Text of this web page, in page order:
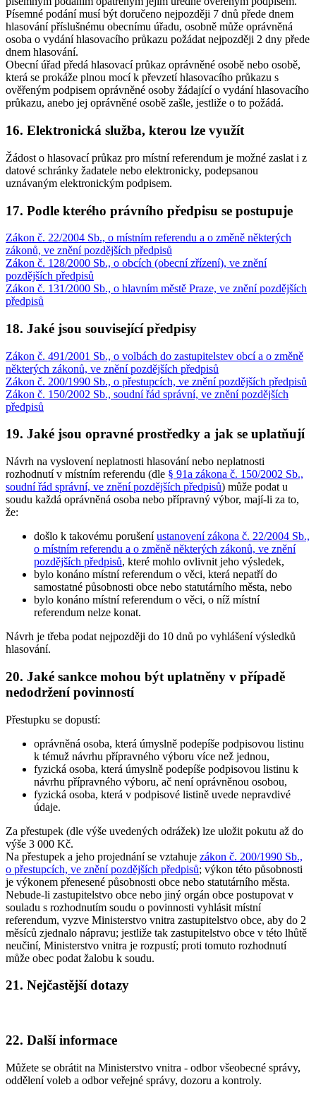
Písemné podání musí být doručeno nejpozději 7 dnů přede dnem
hlasování příslušnému obecnímu úřadu, osobně může oprávněná
osoba o vydání hlasovacího průkazu požádat nejpozději 2 dny přede
dnem hlasování.
Obecní úřad předá hlasovací průkaz oprávněné osobě nebo osobě,
která se prokáže plnou mocí k převzetí hlasovacího průkazu s
ověřeným podpisem oprávněné osoby žádající o vydání hlasovacího
průkazu, anebo jej oprávněné osobě zašle, jestliže o to požádá.
16. Elektronická služba, kterou lze využít
Žádost o hlasovací průkaz pro místní referendum je možné zaslat i z
datové schránky žadatele nebo elektronicky, podepsanou
uznávaným elektronickým podpisem.
17. Podle kterého právního předpisu se postupuje
Zákon č. 22/2004 Sb., o místním referendu a o změně některých
zákonů, ve znění pozdějších předpisů
Zákon č. 128/2000 Sb., o obcích (obecní zřízení), ve znění
pozdějších předpisů
Zákon č. 131/2000 Sb., o hlavním městě Praze, ve znění pozdějších
předpisů
18. Jaké jsou související předpisy
Zákon č. 491/2001 Sb., o volbách do zastupitelstev obcí a o změně
některých zákonů, ve znění pozdějších předpisů
Zákon č. 200/1990 Sb., o přestupcích, ve znění pozdějších předpisů
Zákon č. 150/2002 Sb., soudní řád správní, ve znění pozdějších
předpisů
19. Jaké jsou opravné prostředky a jak se uplatňují
Návrh na vyslovení neplatnosti hlasování nebo neplatnosti
rozhodnutí v místním referendu (dle § 91a zákona č. 150/2002 Sb.,
soudní řád správní, ve znění pozdějších předpisů) může podat u
soudu každá oprávněná osoba nebo přípravný výbor, mají-li za to,
že:
došlo k takovému porušeníustanovení zákona č. 22/2004 Sb.,
o místním referendu a o změně některých zákonů, ve znění
pozdějších předpisů, které mohlo ovlivnit jeho výsledek,
bylo konáno místní referendum o věci, která nepatří do
samostatné působnosti obce nebo statutárního města, nebo
bylo konáno místní referendum o věci, o níž místní
referendum nelze konat.
Návrh je třeba podat nejpozději do 10 dnů po vyhlášení výsledků
hlasování.
20. Jaké sankce mohou být uplatněny v případě
nedodržení povinností
Přestupku se dopustí:
oprávněná osoba, která úmyslně podepíše podpisovou listinu
k témuž návrhu přípravného výboru více než jednou,
fyzická osoba, která úmyslně podepíše podpisovou listinu k
návrhu přípravného výboru, ač není oprávněnou osobou,
fyzická osoba, která v podpisové listině uvede nepravdivé
údaje.
Za přestupek (dle výše uvedených odrážek) lze uložit pokutu až do
výše 3 000 Kč.
Na přestupek a jeho projednání se vztahuje zákon č. 200/1990 Sb.,
o přestupcích, ve znění pozdějších předpisů; výkon této působnosti
je výkonem přenesené působnosti obce nebo statutárního města.
Nebude-li zastupitelstvo obce nebo jiný orgán obce postupovat v
souladu s rozhodnutím soudu o povinnosti vyhlásit místní
referendum, vyzve Ministerstvo vnitra zastupitelstvo obce, aby do 2
měsíců zjednalo nápravu; jestliže tak zastupitelstvo obce v této lhůtě
neučiní, Ministerstvo vnitra je rozpustí; proti tomuto rozhodnutí
může obec podat žalobu k soudu.
21. Nejčastější dotazy
22. Další informace
Můžete se obrátit na Ministerstvo vnitra - odbor všeobecné správy,
oddělení voleb a odbor veřejné správy, dozoru a kontroly.